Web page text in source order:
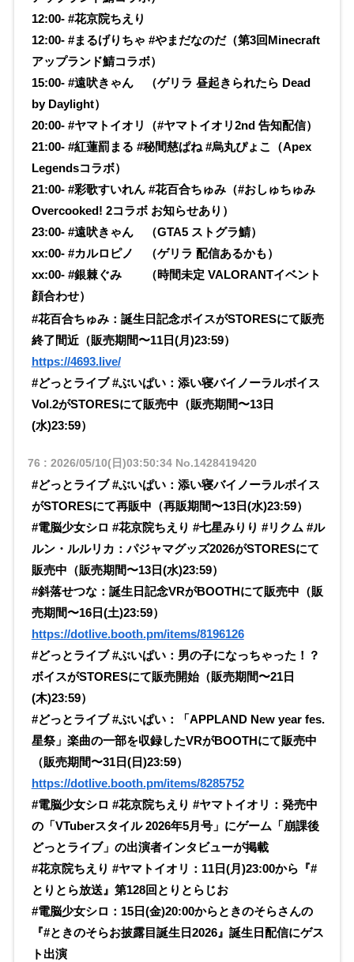
12:00- #花京院ちえり
12:00- #まるげりちゃ #やまだなのだ（第3回Minecraft
アップランド鯖コラボ）
15:00- #遠吠きゃん （ゲリラ 昼起きられたら Dead
by Daylight）
20:00- #ヤマトイオリ（#ヤマトイオリ2nd 告知配信）
21:00- #紅蓮罰まる #秘間慈ぱね #烏丸ぴょこ（Apex
Legendsコラボ）
21:00- #彩歌すいれん #花百合ちゅみ（#おしゅちゅみ
Overcooked! 2コラボ お知らせあり）
23:00- #遠吠きゃん （GTA5 ストグラ鯖）
xx:00- #カルロピノ （ゲリラ 配信あるかも）
xx:00- #銀棘ぐみ （時間未定 VALORANTイベント
顔合わせ）
#花百合ちゅみ：誕生日記念ボイスがSTORESにて販売
終了間近（販売期間〜11日(月)23:59）
https://4693.live/
#どっとライブ #ぶいぱい：添い寝バイノーラルボイス
Vol.2がSTORESにて販売中（販売期間〜13日
(水)23:59）
76 : 2026/05/10(日)03:50:34No.1428419420
#どっとライブ #ぶいぱい：添い寝バイノーラルボイス
がSTORESにて再販中（再販期間〜13日(水)23:59）
#電脳少女シロ #花京院ちえり #七星みりり #リクム #ル
ルン・ルルリカ：パジャマグッズ2026がSTORESにて
販売中（販売期間〜13日(水)23:59）
#斜落せつな：誕生日記念VRがBOOTHにて販売中（販
売期間〜16日(土)23:59）
https://dotlive.booth.pm/items/8196126
#どっとライブ #ぶいぱい：男の子になっちゃった！？
ボイスがSTORESにて販売開始（販売期間〜21日
(木)23:59）
#どっとライブ #ぶいぱい：「APPLAND New year fes.
星祭」楽曲の一部を収録したVRがBOOTHにて販売中
（販売期間〜31日(日)23:59）
https://dotlive.booth.pm/items/8285752
#電脳少女シロ #花京院ちえり #ヤマトイオリ：発売中
の「VTuberスタイル 2026年5月号」にゲーム「崩課後
どっとライブ」の出演者インタビューが掲載
#花京院ちえり #ヤマトイオリ：11日(月)23:00から『#
とりとら放送』第128回とりとらじお
#電脳少女シロ：15日(金)20:00からときのそらさんの
『#ときのそらお披露目誕生日2026』誕生日配信にゲス
ト出演